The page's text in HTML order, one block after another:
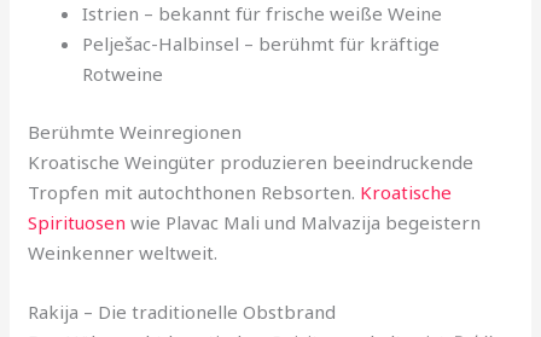
Istrien – bekannt für frische weiße Weine
Pelješac-Halbinsel – berühmt für kräftige
Rotweine
Berühmte Weinregionen
Kroatische Weingüter produzieren beeindruckende
Tropfen mit autochthonen Rebsorten. Kroatische
Spirituosen wie Plavac Mali und Malvazija begeistern
Weinkenner weltweit.
Rakija – Die traditionelle Obstbrand